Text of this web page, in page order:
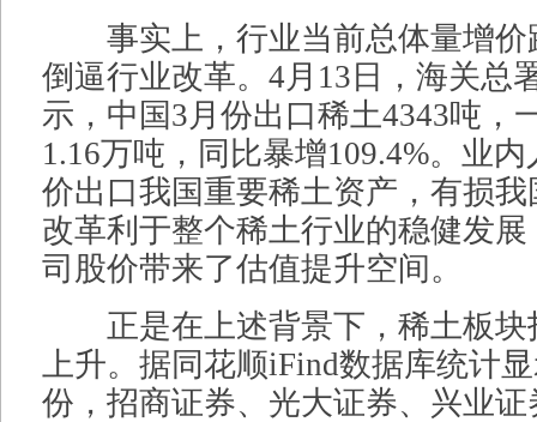
事实上，行业当前总体量增价
倒逼行业改革。4月13日，海关总
示，中国3月份出口稀土4343吨，
1.16万吨，同比暴增109.4%。业
价出口我国重要稀土资产，有损
改革利于整个稀土行业的稳健发
司股价带来了估值提升空间。
正是在上述背景下，稀土板块
上升。据同花顺iFind数据库统计
份，招商证券、光大证券、兴业